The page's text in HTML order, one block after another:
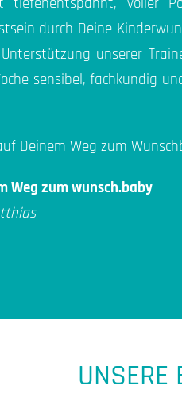
durch Deine
unserer
sensibel, fachkundig
Deinem Weg zum
Weg zum wunsch.baby
UNSERE